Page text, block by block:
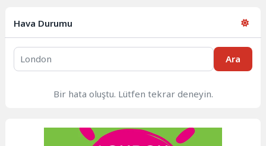
Hava Durumu
Ara
Bir hata oluştu. Lütfen tekrar deneyin.